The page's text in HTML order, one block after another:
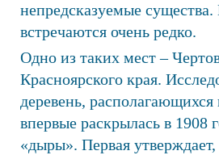
непредсказуемые
встречаются очень редко.
Одно из таких мест –
Красноярского края.
деревень,
впервые раскрылась в 1908
«дыры». Первая